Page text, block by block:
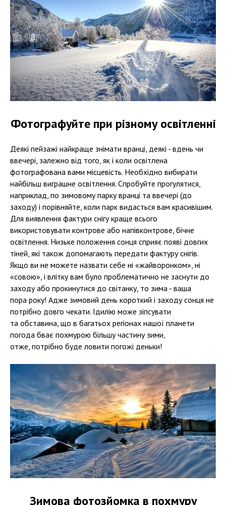
Фотографуйте при різному освітленні
Деякі пейзажі найкраще знімати вранці, деякі - вдень чи
ввечері, залежно від того, як і коли освітлена
фотографована вами місцевість. Необхідно вибирати
найбільш виграшне освітлення. Спробуйте прогулятися,
наприклад, по зимовому парку вранці та ввечері (до
заходу) і порівняйте, коли парк видасться вам красивішим.
Для виявлення фактури снігу краще всього
використовувати контрове або напівконтрове, бічне
освітлення. Низьке положення сонця сприяє появі довгих
тіней, які також допомагають передати фактуру снігів.
Якщо ви не можете назвати себе ні «жайворонком», ні
«совою», і влітку вам було проблематично не заснути до
заходу або прокинутися до світанку, то зима - ваша
пора року! Адже зимовий день короткий і заходу сонця не
потрібно довго чекати. Ідилію може зіпсувати
та обставина, що в багатьох регіонах нашої планети
погода бває похмурою більшу частину зими,
отже, потрібно буде ловити погожі деньки!
Зимова фотозйомка в похмуру